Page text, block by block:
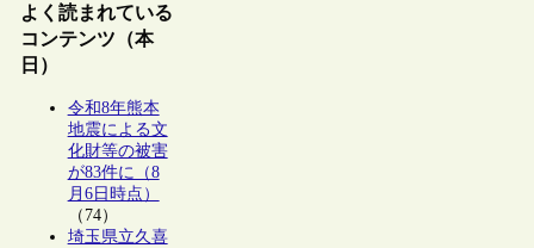
よく読まれている
コンテンツ（本
日）
令和8年熊本
地震による文
化財等の被害
が83件に（8
月6日時点）
（74）
埼玉県立久喜